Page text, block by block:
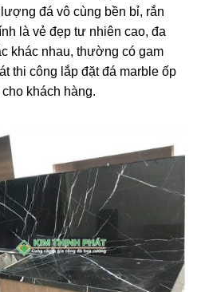
đá vô cùng bền bỉ, rắn
là vẻ đẹp tư nhiên cao, đa
khác nhau, thường có gam
thi công lắp đặt đá marble ốp
khách hàng.